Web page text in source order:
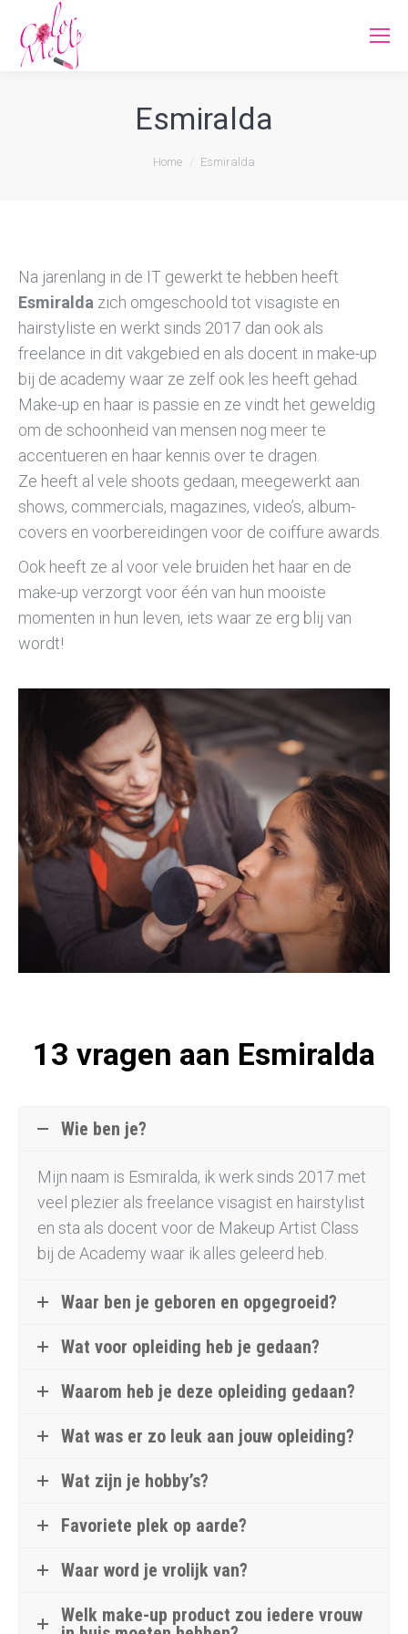
Esmiralda
Home Esmiralda
Na jarenlang in de IT gewerkt te hebben heeft
Esmiralda zich omgeschoold tot visagiste en
hairstyliste en werkt sinds 2017 dan ook als
freelance in dit vakgebied en als docent in make-up
bij de academy waar ze zelf ook les heeft gehad.
Make-up en haar is passie en ze vindt het geweldig
om de schoonheid van mensen nog meer te
accentueren en haar kennis over te dragen.
Ze heeft al vele shoots gedaan, meegewerkt aan
shows, commercials, magazines, video’s, album-
covers en voorbereidingen voor de coiffure awards.
Ook heeft ze al voor vele bruiden het haar en de
make-up verzorgt voor één van hun mooiste
momenten in hun leven, iets waar ze erg blij van
wordt!
13 vragen aan Esmiralda
Wie ben je?
Mijn naam is Esmiralda, ik werk sinds 2017 met
veel plezier als freelance visagist en hairstylist
en sta als docent voor de Makeup Artist Class
bij de Academy waar ik alles geleerd heb.
Waar ben je geboren en opgegroeid?
Wat voor opleiding heb je gedaan?
Waarom heb je deze opleiding gedaan?
Wat was er zo leuk aan jouw opleiding?
Wat zijn je hobby’s?
Favoriete plek op aarde?
Waar word je vrolijk van?
Welk make-up product zou iedere vrouw